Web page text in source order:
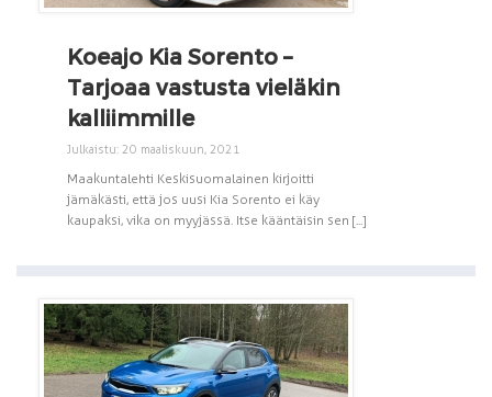
Koeajo Kia Sorento –
Tarjoaa vastusta vieläkin
kalliimmille
Julkaistu: 20 maaliskuun, 2021
Maakuntalehti Keskisuomalainen kirjoitti
jämäkästi, että jos uusi Kia Sorento ei käy
kaupaksi, vika on myyjässä. Itse kääntäisin sen [...]